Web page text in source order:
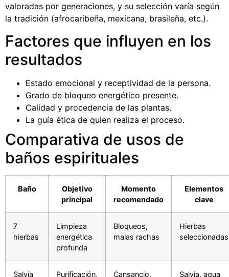
valoradas por generaciones, y su selección varía según
la tradición (afrocaribeña, mexicana, brasileña, etc.).
Factores que influyen en los
resultados
Estado emocional y receptividad de la persona.
Grado de bloqueo energético presente.
Calidad y procedencia de las plantas.
La guía ética de quien realiza el proceso.
Comparativa de usos de
baños espirituales
Baño
Objetivo
principal
Momento
recomendado
Elementos
clave
7
hierbas
Limpieza
energética
profunda
Bloqueos,
malas rachas
Hierbas
seleccionadas
Salvia Purificación, Cansancio, Salvia, agua